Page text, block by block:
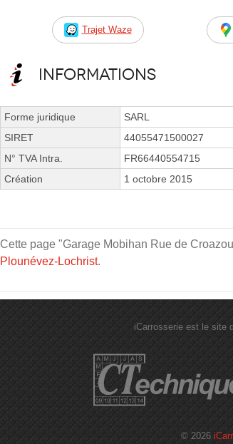
Trajet Waze
Informations
Forme juridique
SARL
SIRET
44055471500027
N° TVA Intra.
FR66440554715
Création
1 octobre 2015
Cette page "Garage Mobihan Rue de
Plounévez-Lochrist.
iCarrosserie est le site
© 2026